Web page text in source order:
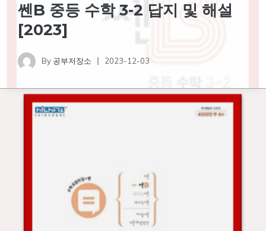
쎈B 중등 수학 3-2 답지 및 해설
[2023]
By 공부저장소 2023-12-03